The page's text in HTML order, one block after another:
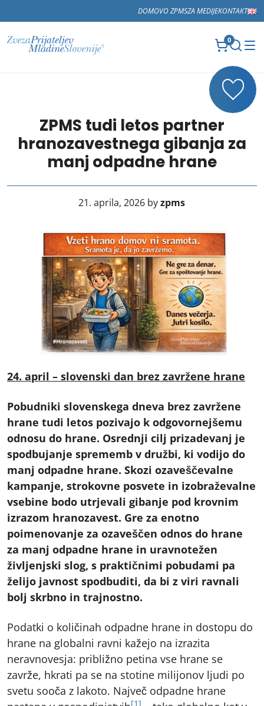
DOMOVO ZPMSZA MEDIJEKONTAKT
0
ZPMS tudi letos partner
hranozavestnega gibanja za
manj odpadne hrane
21. aprila, 2026 byzpms
24. april – slovenski dan brez zavržene hrane
Pobudniki slovenskega dneva brez zavržene
hrane tudi letos pozivajo k odgovornejšemu
odnosu do hrane. Osrednji cilj prizadevanj je
spodbujanje sprememb v družbi, ki vodijo do
manj odpadne hrane. Skozi ozaveščevalne
kampanje, strokovne posvete in izobraževalne
vsebine bodo utrjevali gibanje pod krovnim
izrazom hranozavest. Gre za enotno
poimenovanje za ozaveščen odnos do hrane
za manj odpadne hrane in uravnotežen
življenjski slog, s praktičnimi pobudami pa
želijo javnost spodbuditi, da bi z viri ravnali
bolj skrbno in trajnostno.
Podatki o količinah odpadne hrane in dostopu do
hrane na globalni ravni kažejo na izrazita
neravnovesja: približno petina vse hrane se
zavrže, hkrati pa se na stotine milijonov ljudi po
svetu sooča z lakoto. Največ odpadne hrane
[1]